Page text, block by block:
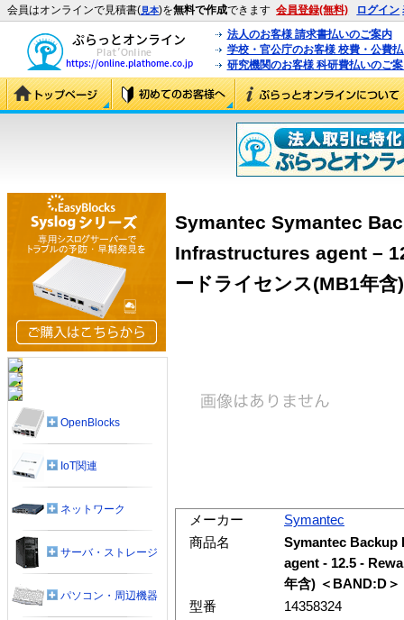
会員はオンラインで見積書(見本)を無料で作成できます 会員登録(無料) ログイン
法人のお客様 請求書払いのご案内
学校・官公庁のお客様 校費・公費
研究機関のお客様 科研費払いのご
Symantec Symantec
Infrastructures agent –
ードライセンス(MB1年
メーカー
Symantec
商品名
Symantec Backup
agent - 12.5 -
年含) ＜BAND:D＞
型番
14358324
OpenBlocks
IoT関連
ネットワーク
サーバ・ストレージ
パソコン・周辺機器